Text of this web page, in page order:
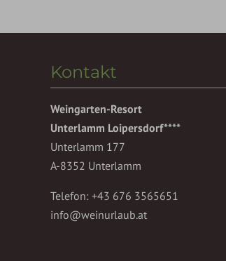
Kontakt
Weingarten-Resort
Unterlamm Loipersdorf****
Unterlamm 177
A-8352 Unterlamm
Telefon: +43 676 3565651
info@weinurlaub.at